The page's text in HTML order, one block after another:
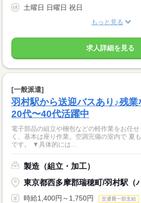
土曜日 日曜日 祝日
もっと見る
求人詳細を見る
[一般派遣]
羽村駅から送迎バスあり♪残
20代〜40代活躍中
電子部品の組立や梱包などの軽作業をお任
く、基本は座り作業。空調完備の室内で 夏
です。 ▼具体的には...
製造（組立・加工）
東京都西多摩郡瑞穂町/羽村駅（
時給1,400円～1,750円 交通費一部支給